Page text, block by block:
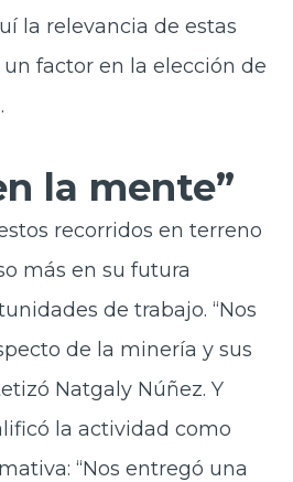
la relevancia de estas
factor en la elección de
la mente”
recorridos en terreno
más en su futura
de trabajo. “Nos
de la minería y sus
Natgaly Núñez. Y
la actividad como
“Nos entregó una